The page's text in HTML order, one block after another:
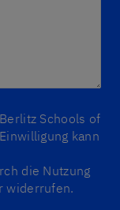
Schools of
kann
die Nutzung
widerrufen.